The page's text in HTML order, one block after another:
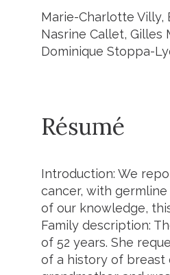
Marie-Charlotte Villy,
Nasrine Callet, Gilles
Dominique Stoppa-
Résumé
Introduction: We
cancer, with
of our knowledge,
Family description:
of 52 years. She
of a history of breast